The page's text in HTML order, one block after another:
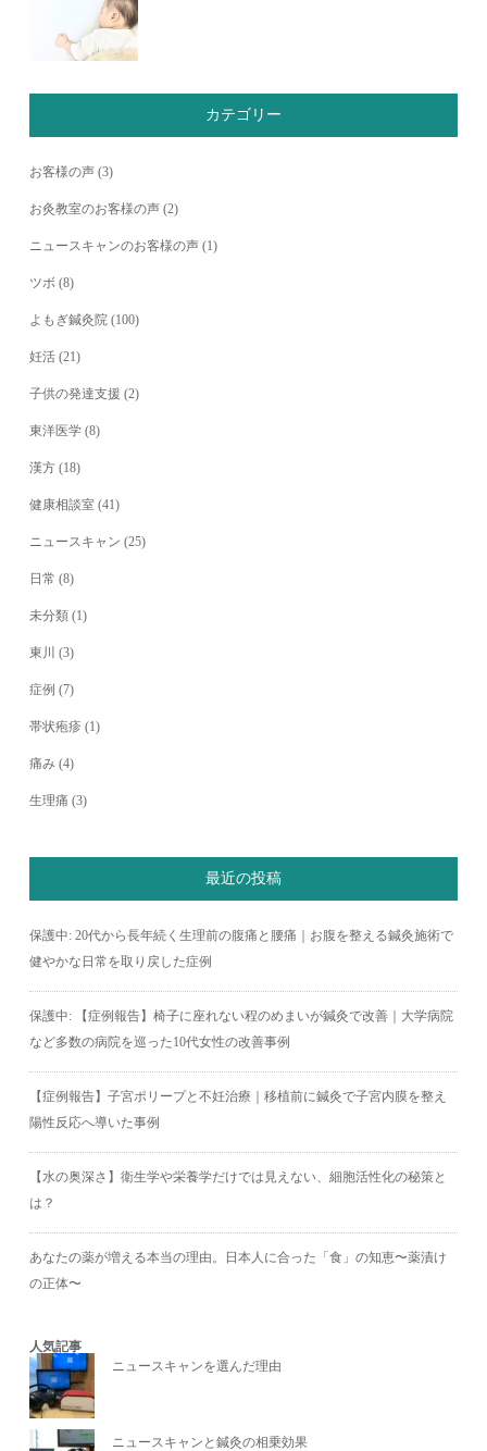
カテゴリー
お客様の声 (3)
お灸教室のお客様の声 (2)
ニュースキャンのお客様の声 (1)
ツボ (8)
よもぎ鍼灸院 (100)
妊活 (21)
子供の発達支援 (2)
東洋医学 (8)
漢方 (18)
健康相談室 (41)
ニュースキャン (25)
日常 (8)
未分類 (1)
東川 (3)
症例 (7)
帯状疱疹 (1)
痛み (4)
生理痛 (3)
最近の投稿
保護中: 20代から長年続く生理前の腹痛と腰痛｜お腹を整える鍼灸施術で
健やかな日常を取り戻した症例
保護中: 【症例報告】椅子に座れない程のめまいが鍼灸で改善｜大学病院
など多数の病院を巡った10代女性の改善事例
【症例報告】子宮ポリープと不妊治療｜移植前に鍼灸で子宮内膜を整え
陽性反応へ導いた事例
【水の奥深さ】衛生学や栄養学だけでは見えない、細胞活性化の秘策と
は？
あなたの薬が増える本当の理由。日本人に合った「食」の知恵〜薬漬け
の正体〜
人気記事
ニュースキャンを選んだ理由
ニュースキャンと鍼灸の相乗効果